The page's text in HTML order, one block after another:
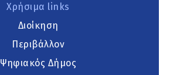
Χρήσιμα links
Διοίκηση
Περιβάλλον
Ψηφιακός Δήμος